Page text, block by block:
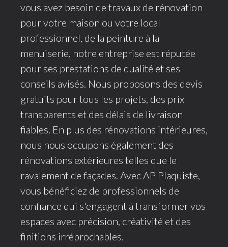
vous avez besoin de travaux de rénovation
pour votre maison ou votre local
professionnel, de la peinture à la
menuiserie, notre entreprise est réputée
pour ses prestations de qualité et ses
conseils avisés. Nous proposons des devis
gratuits pour tous les projets, des prix
transparents et des délais de livraison
fiables. En plus des rénovations intérieures,
nous nous occupons également des
rénovations extérieures telles que le
ravalement de façades. Avec AP Plaquiste,
vous bénéficiez de professionnels de
confiance qui s'engagent à transformer vos
espaces avec précision, créativité et des
finitions irréprochables.